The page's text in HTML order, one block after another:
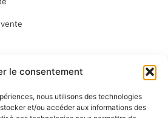
le consentement
nous utilisons des technologies
et/ou accéder aux informations des